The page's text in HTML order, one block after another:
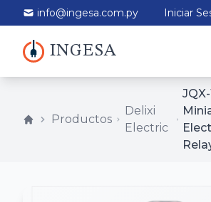
info@ingesa.com.py Iniciar
INGESA
Productos
Delixi
Electric